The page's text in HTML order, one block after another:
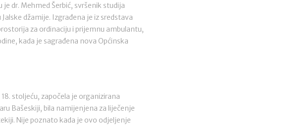
dr. Mehmed Šerbić, svršenik studija
džamije. Izgrađena je iz sredstava
za ordinaciju i prijemnu ambulantu,
kada je sagrađena nova Općinska
stoljeću, započela je organizirana
Bašeskiji, bila namijenjena za liječenje
Nije poznato kada je ovo odjeljenje